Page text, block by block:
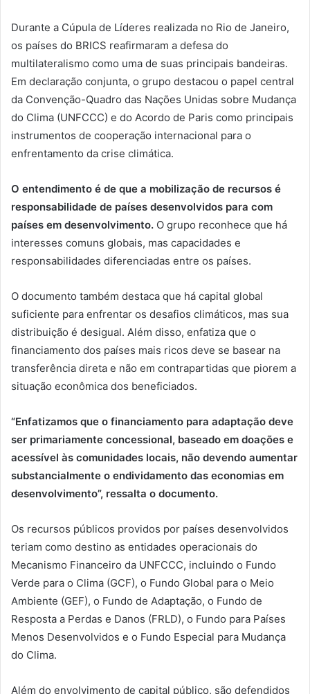
Durante a Cúpula de Líderes realizada no Rio de Janeiro,
os países do BRICS reafirmaram a defesa do
multilateralismo como uma de suas principais bandeiras.
Em declaração conjunta, o grupo destacou o papel central
da Convenção-Quadro das Nações Unidas sobre Mudança
do Clima (UNFCCC) e do Acordo de Paris como principais
instrumentos de cooperação internacional para o
enfrentamento da crise climática.
O entendimento é de que a mobilização de recursos é
responsabilidade de países desenvolvidos para com
países em desenvolvimento. O grupo reconhece que há
interesses comuns globais, mas capacidades e
responsabilidades diferenciadas entre os países.
O documento também destaca que há capital global
suficiente para enfrentar os desafios climáticos, mas sua
distribuição é desigual. Além disso, enfatiza que o
financiamento dos países mais ricos deve se basear na
transferência direta e não em contrapartidas que piorem a
situação econômica dos beneficiados.
“Enfatizamos que o financiamento para adaptação deve
ser primariamente concessional, baseado em doações e
acessível às comunidades locais, não devendo aumentar
substancialmente o endividamento das economias em
desenvolvimento”, ressalta o documento.
Os recursos públicos providos por países desenvolvidos
teriam como destino as entidades operacionais do
Mecanismo Financeiro da UNFCCC, incluindo o Fundo
Verde para o Clima (GCF), o Fundo Global para o Meio
Ambiente (GEF), o Fundo de Adaptação, o Fundo de
Resposta a Perdas e Danos (FRLD), o Fundo para Países
Menos Desenvolvidos e o Fundo Especial para Mudança
do Clima.
Além do envolvimento de capital público, são defendidos